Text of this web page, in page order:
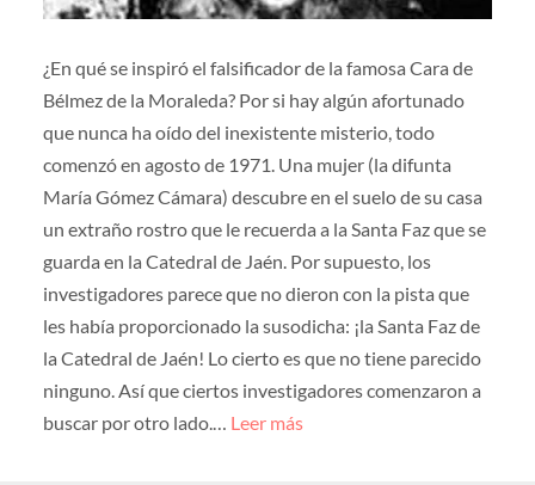
¿En qué se inspiró el falsificador de la famosa Cara de
Bélmez de la Moraleda? Por si hay algún afortunado
que nunca ha oído del inexistente misterio, todo
comenzó en agosto de 1971. Una mujer (la difunta
María Gómez Cámara) descubre en el suelo de su casa
un extraño rostro que le recuerda a la Santa Faz que se
guarda en la Catedral de Jaén. Por supuesto, los
investigadores parece que no dieron con la pista que
les había proporcionado la susodicha: ¡la Santa Faz de
la Catedral de Jaén! Lo cierto es que no tiene parecido
ninguno. Así que ciertos investigadores comenzaron a
buscar por otro lado.… Leer más